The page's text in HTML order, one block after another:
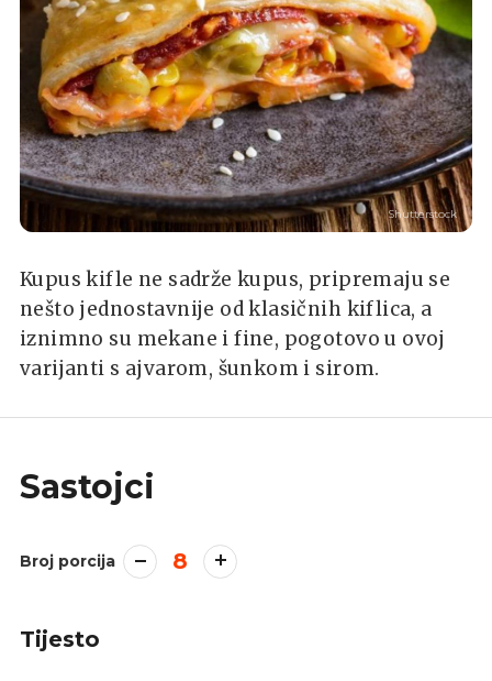
Shutterstock
Kupus kifle ne sadrže kupus, pripremaju se
nešto jednostavnije od klasičnih kiflica, a
iznimno su mekane i fine, pogotovo u ovoj
varijanti s ajvarom, šunkom i sirom.
Sastojci
Broj porcija 8
Tijesto